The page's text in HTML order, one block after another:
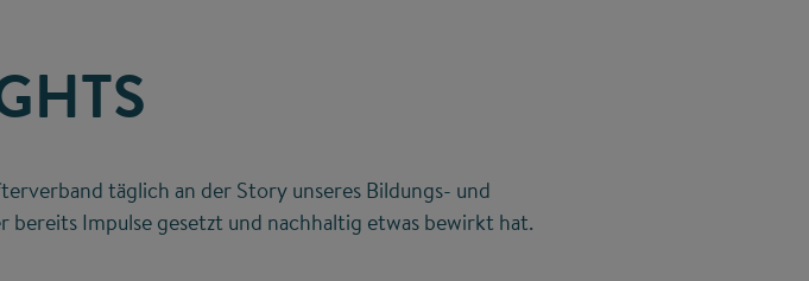
täglich an der Story unseres Bildungs- und
Impulse gesetzt und nachhaltig etwas bewirkt hat.